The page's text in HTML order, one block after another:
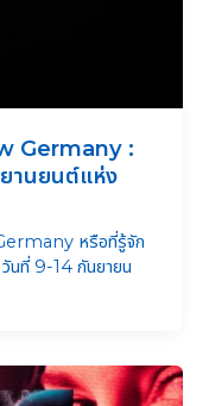
Germany :
านยนต์แห่ง
หรือที่รู้จัก
นที่ 9-14 กันยายน